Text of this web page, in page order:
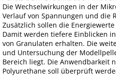
Die Wechselwirkungen in der
Verlauf von Spannungen und die
Zusätzlich sollen die
Damit werden tiefere Einblicken
von Granulaten erhalten. Die
und Untersuchung der
Bereich liegt. Die Anwendbarkeit
Polyurethane soll überprüft